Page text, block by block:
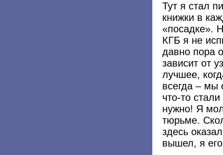
Тут я стал
книжки в
«посадке».
КГБ я не
давно пора
зависит от
лучшее,
всегда – мы
что-то
нужно! Я
тюрьме.
здесь
вышел, я